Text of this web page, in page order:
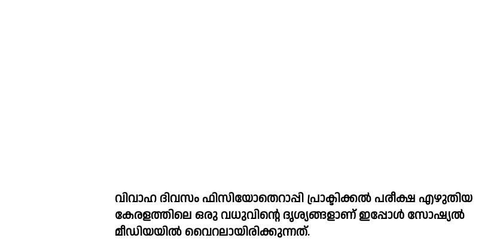
വിവാഹ ദിവസം ഫിസിയോതെറാപ്പി പ്രാക്ടിക്കൽ പരീക്ഷ എഴുതിയ
കേരളത്തിലെ ഒരു വധുവിന്റെ ദൃശ്യങ്ങളാണ്‌ ഇപ്പോൾ സോഷ്യൽ
മീഡിയയിൽ വൈറലായിരിക്കുന്നത്.